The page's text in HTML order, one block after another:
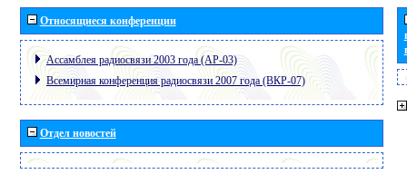
Относящиеся конференции
Ассамблея радиосвязи 2003 года (АР-03)
Всемирная конференция радиосвязи 2007 года (ВКР-07)
Отдел новостей